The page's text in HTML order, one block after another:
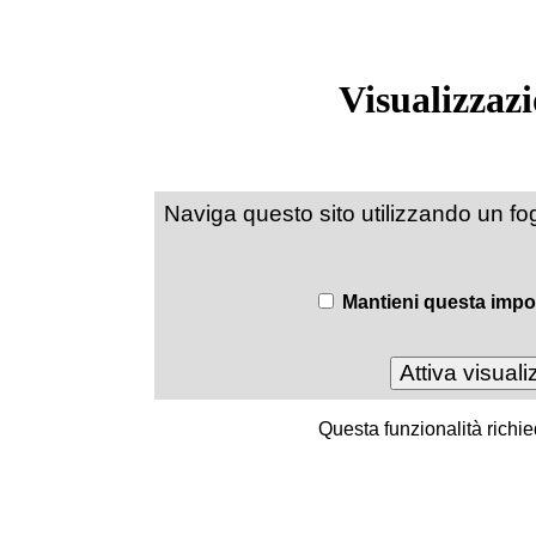
Naviga questo sito utilizzando un
Mantieni questa
Questa funzionalità